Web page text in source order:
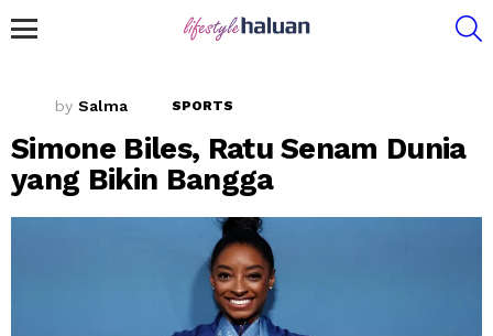
by Salma SPORTS
Simone Biles, Ratu Senam Dunia
yang Bikin Bangga